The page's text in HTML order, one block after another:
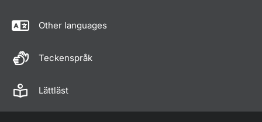
Other languages
Teckenspråk
Lättläst